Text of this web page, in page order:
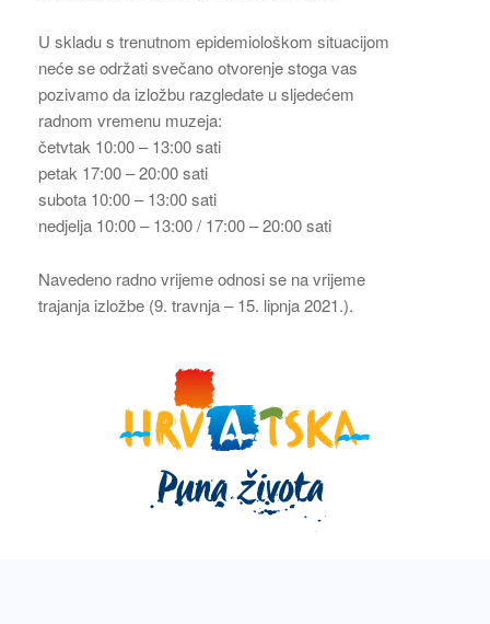
U skladu s trenutnom epidemiološkom situacijom
neće se održati svečano otvorenje stoga vas
pozivamo da izložbu razgledate u sljedećem
radnom vremenu muzeja:
četvtak 10:00 – 13:00 sati
petak 17:00 – 20:00 sati
subota 10:00 – 13:00 sati
nedjelja 10:00 – 13:00 / 17:00 – 20:00 sati
Navedeno radno vrijeme odnosi se na vrijeme
trajanja izložbe (9. travnja – 15. lipnja 2021.).